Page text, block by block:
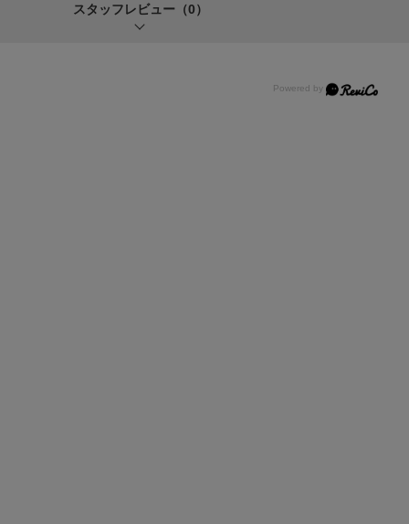
スタッフレビュー （0）